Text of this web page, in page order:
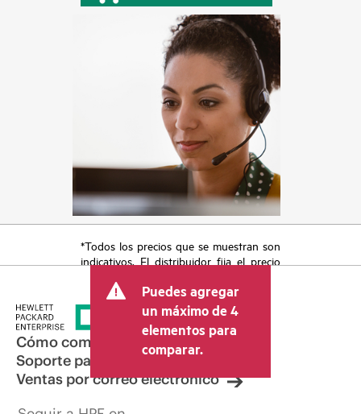
*Todos los precios que se muestran son
indicativos. El distribuidor fija el precio
otros conceptos, como los impuestos a
la venta, el IVA y el envío. El precio de la
transacción que establece el distribuidor
puede variar con respecto a otros
distribuidores y al precio indicativo
mostrado. El precio indicativo puede
incluir ofertas promocionales por tiempo
Puedes agregar
un máximo de 4
elementos para
comparar.
Cómo comprar
Soporte para productos
Ventas por correo electrónico